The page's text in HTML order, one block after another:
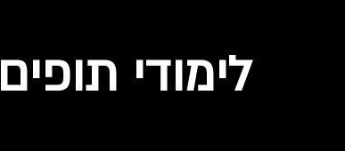
לימודי תופים